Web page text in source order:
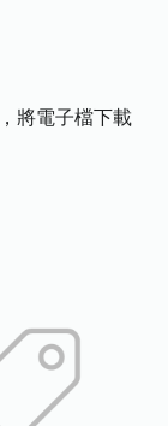
將電子檔下載